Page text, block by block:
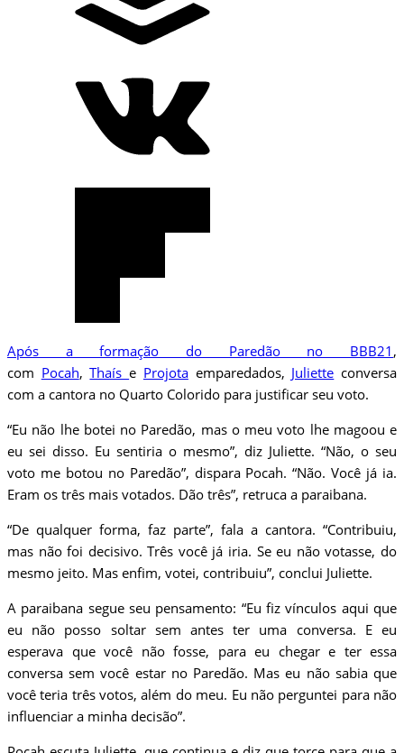
Após a formação do Paredão no BBB21 ,
com Pocah,Thaíse Projotaemparedados, Juliette conversa
com a cantora no Quarto Colorido para justificar seu voto.
“Eu não lhe botei no Paredão, mas o meu voto lhe magoou e
eu sei disso. Eu sentiria o mesmo”, diz Juliette. “Não, o seu
voto me botou no Paredão”, dispara Pocah. “Não. Você já ia.
Eram os três mais votados. Dão três”, retruca a paraibana.
“De qualquer forma, faz parte”, fala a cantora. “Contribuiu,
mas não foi decisivo. Três você já iria. Se eu não votasse, do
mesmo jeito. Mas enfim, votei, contribuiu”, conclui Juliette.
A paraibana segue seu pensamento: “Eu fiz vínculos aqui que
eu não posso soltar sem antes ter uma conversa. E eu
esperava que você não fosse, para eu chegar e ter essa
conversa sem você estar no Paredão. Mas eu não sabia que
você teria três votos, além do meu. Eu não perguntei para não
influenciar a minha decisão”.